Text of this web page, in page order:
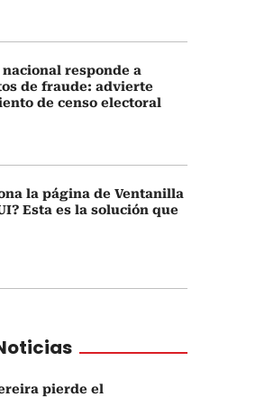
responde a
de fraude: advierte
de censo electoral
la página de Ventanilla
Esta es la solución que
pierde el